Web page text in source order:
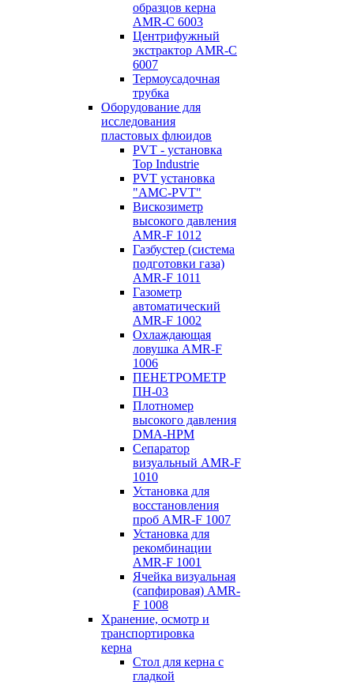
образцов керна
AMR-C 6003
Центрифужный
экстрактор AMR-C
6007
Термоусадочная
трубка
Оборудование для
исследования
пластовых флюидов
PVT - установка
Top Industrie
PVT установка
"AMC-PVT"
Вискозиметр
высокого давления
AMR-F 1012
Газбустер (система
подготовки газа)
AMR-F 1011
Газометр
автоматический
AMR-F 1002
Охлаждающая
ловушка AMR-F
1006
ПЕНЕТРОМЕТР
ПН-03
Плотномер
высокого давления
DMA-HPM
Сепаратор
визуальный AMR-F
1010
Установка для
восстановления
проб AMR-F 1007
Установка для
рекомбинации
AMR-F 1001
Ячейка визуальная
(сапфировая) AMR-
F 1008
Хранение, осмотр и
транспортировка
керна
Стол для керна с
гладкой